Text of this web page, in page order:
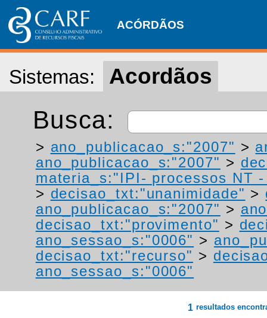
ACÓRDÃOS
Sistemas: Acordãos
Busca:
> ano_publicacao_s:"2007" >
ano_publicacao_s:"2007" >
materia_s:"IPI- processos NT
> decisao_txt:"unanimidade" >
ano_publicacao_s:"2007" >
decisao_txt:"provimento" >
ano_sessao_s:"0006" >
decisao_txt:"recurso" >
ano_sessao_s:"0006"
1 resultados